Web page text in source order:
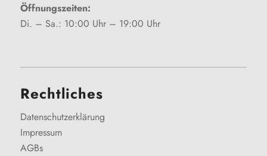
Öffnungszeiten:
Di. – Sa.: 10:00 Uhr – 19:00 Uhr
Rechtliches
Datenschutzerklärung
Impressum
AGBs